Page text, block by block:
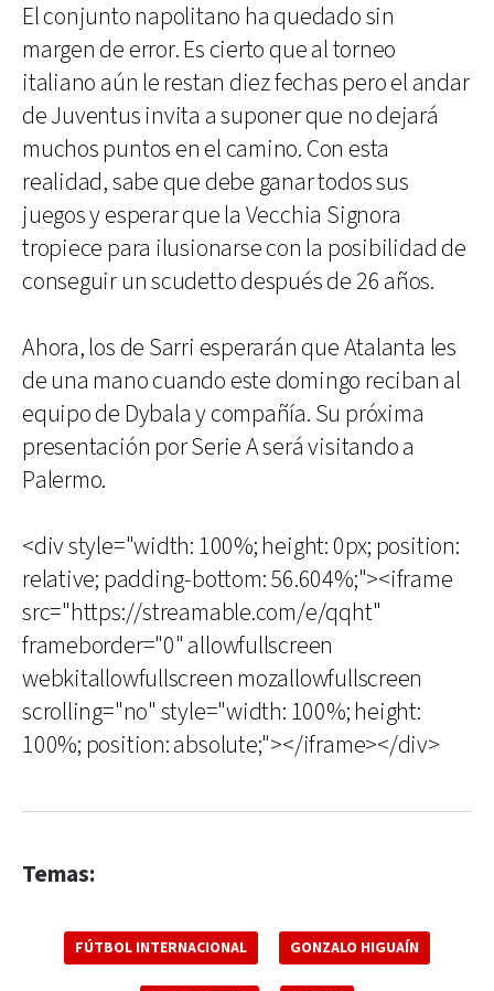
El conjunto napolitano ha quedado sin
margen de error. Es cierto que al torneo
italiano aún le restan diez fechas pero el andar
de Juventus invita a suponer que no dejará
muchos puntos en el camino. Con esta
realidad, sabe que debe ganar todos sus
juegos y esperar que la Vecchia Signora
tropiece para ilusionarse con la posibilidad de
conseguir un scudetto después de 26 años.
Ahora, los de Sarri esperarán que Atalanta les
de una mano cuando este domingo reciban al
equipo de Dybala y compañía. Su próxima
presentación por Serie A será visitando a
Palermo.
<div style="width: 100%; height: 0px; position:
relative; padding-bottom: 56.604%;"><iframe
src="https://streamable.com/e/qqht"
frameborder="0" allowfullscreen
webkitallowfullscreen mozallowfullscreen
scrolling="no" style="width: 100%; height:
100%; position: absolute;"></iframe></div>
Temas:
FÚTBOL INTERNACIONAL GONZALO HIGUAÍN